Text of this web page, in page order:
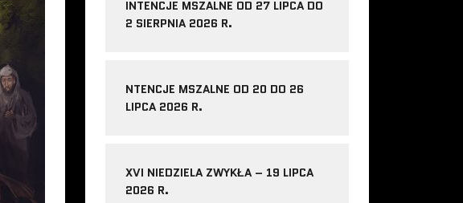
INTENCJE MSZALNE OD 27 LIPCA DO
2 SIERPNIA 2026 R.
NTENCJE MSZALNE OD 20 DO 26
LIPCA 2026 R.
XVI NIEDZIELA ZWYKŁA – 19 LIPCA
2026 R.